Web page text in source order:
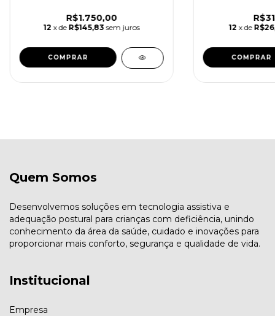
R$1.750,00
12 x de R$145,83 sem juros 12 x de
COMPRAR
Quem Somos
Desenvolvemos soluções em tecnologia assistiva e
adequação postural para crianças com deficiência, unindo
conhecimento da área da saúde, cuidado e inovações para
proporcionar mais conforto, segurança e qualidade de vida.
Institucional
Empresa